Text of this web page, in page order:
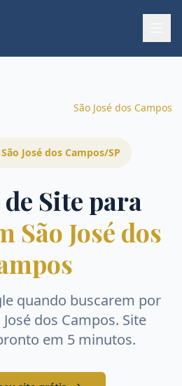
São José dos Campos
São José dos Campos/SP
Site para
São José dos
quando buscarem por
José dos Campos. Site
em 5 minutos.